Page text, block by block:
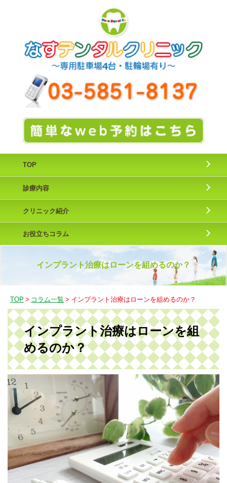
TOP
診療内容
クリニック紹介
お役立ちコラム
インプラント治療はローンを組めるのか？
TOP > コラム一覧 > インプラント治療はローンを組めるのか？
インプラント治療はローンを組
めるのか？